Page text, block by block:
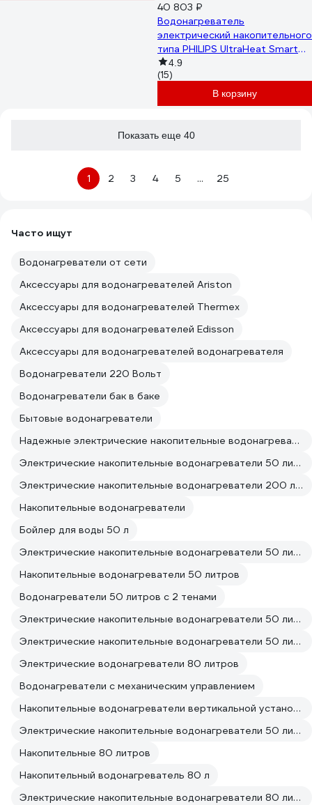
40 803 ₽
Водонагреватель
электрический накопительного
типа PHILIPS UltraHeat Smart
AWH1621/10(50YC)
4.9
(15)
В корзину
Показать еще 40
1 2 3 4 5 ... 25
Часто ищут
Водонагреватели от сети
Аксессуары для водонагревателей Ariston
Аксессуары для водонагревателей Thermex
Аксессуары для водонагревателей Edisson
Аксессуары для водонагревателей водонагревателя
Водонагреватели 220 Вольт
Водонагреватели бак в баке
Бытовые водонагреватели
Надежные электрические накопительные водонагреватели
Электрические накопительные водонагреватели 50 литров Маленькие
Электрические накопительные водонагреватели 200 литров Чешские
Накопительные водонагреватели
Бойлер для воды 50 л
Электрические накопительные водонагреватели 50 литров
Накопительные водонагреватели 50 литров
Водонагреватели 50 литров с 2 тенами
Электрические накопительные водонагреватели 50 литров От сети
Электрические накопительные водонагреватели 50 литров 220 вольт
Электрические водонагреватели 80 литров
Водонагреватели с механическим управлением
Накопительные водонагреватели вертикальной установки на 50 литров
Электрические накопительные водонагреватели 50 литров Стальные
Накопительные 80 литров
Накопительный водонагреватель 80 л
Электрические накопительные водонагреватели 80 литров